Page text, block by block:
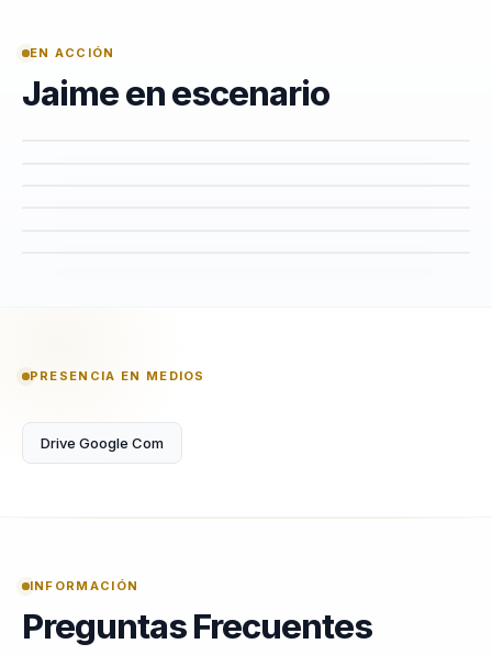
EN ACCIÓN
Jaime en escenario
PRESENCIA EN MEDIOS
Drive Google Com
INFORMACIÓN
Preguntas Frecuentes